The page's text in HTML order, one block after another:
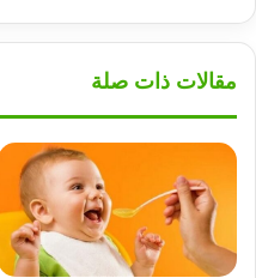
مقالات ذات صلة